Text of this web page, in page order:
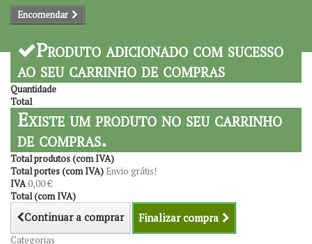
Encomendar
Produto adicionado com sucesso
ao seu carrinho de compras
Quantidade
Total
Existe um produto no seu carrinho
de compras.
Total produtos (com IVA)
Total portes (com IVA) Envio grátis!
IVA0,00 €
Total (com IVA)
Continuar a comprar Finalizar compra
Categorias